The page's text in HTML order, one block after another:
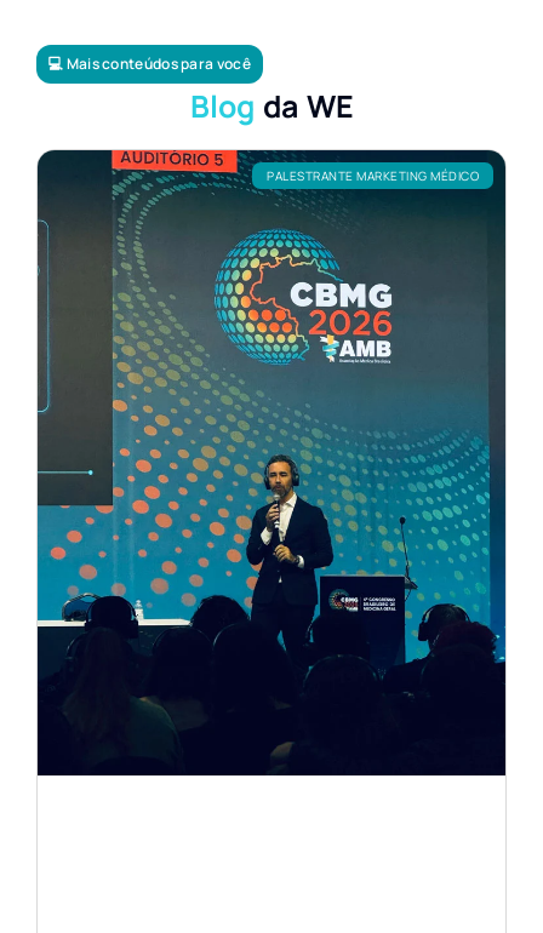
💻 Mais conteúdos para você
Blog da WE
PALESTRANTE MARKETING MÉDICO